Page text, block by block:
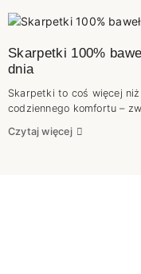
Skarpetki 100%
dnia
Skarpetki to coś więcej
codziennego komfortu –
przewiewne i przyjazne dla
Czytaj więcej